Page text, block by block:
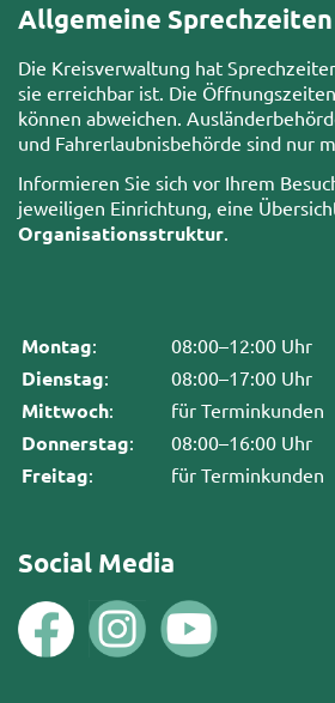
Allgemeine Sprechzeiten
Die Kreisverwaltung hat
sie erreichbar ist. Die
können abweichen.
und Fahrerlaubnisbehörde sind nur
Informieren Sie sich vor Ihrem
jeweiligen Einrichtung, eine
Organisationsstruktur.
Montag: 08:00–12:00 Uhr
Dienstag: 08:00–17:00 Uhr
Mittwoch: für Terminkunden
Donnerstag: 08:00–16:00 Uhr
Freitag: für Terminkunden
Social Media